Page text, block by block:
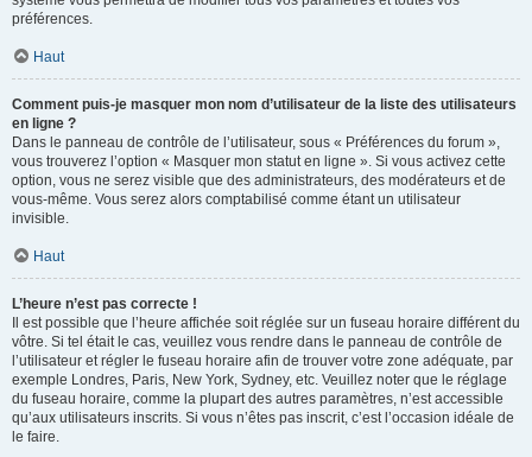
préférences.
Haut
Comment puis-je masquer mon nom d’utilisateur de la liste des utilisateurs
en ligne ?
Dans le panneau de contrôle de l’utilisateur, sous « Préférences du forum »,
vous trouverez l’option « Masquer mon statut en ligne ». Si vous activez cette
option, vous ne serez visible que des administrateurs, des modérateurs et de
vous-même. Vous serez alors comptabilisé comme étant un utilisateur
invisible.
Haut
L’heure n’est pas correcte !
Il est possible que l’heure affichée soit réglée sur un fuseau horaire différent du
vôtre. Si tel était le cas, veuillez vous rendre dans le panneau de contrôle de
l’utilisateur et régler le fuseau horaire afin de trouver votre zone adéquate, par
exemple Londres, Paris, New York, Sydney, etc. Veuillez noter que le réglage
du fuseau horaire, comme la plupart des autres paramètres, n’est accessible
qu’aux utilisateurs inscrits. Si vous n’êtes pas inscrit, c’est l’occasion idéale de
le faire.